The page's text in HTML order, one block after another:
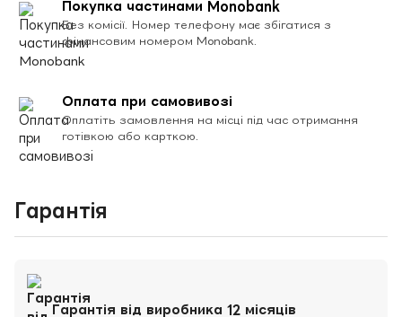
Покупка частинами Monobank
Без комісії. Номер телефону має збігатися з
фінансовим номером Monobank.
Оплата при самовивозі
Оплатіть замовлення на місці під час отримання
готівкою або карткою.
Гарантія
Гарантія від виробника 12 місяців